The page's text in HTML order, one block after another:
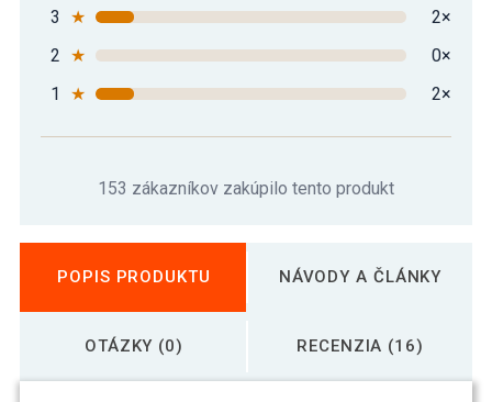
3
★
2×
2 ★
0×
1
★ 2×
153 zákazníkov zakúpilo tento produkt
POPIS PRODUKTU NÁVODY A ČLÁNKY
OTÁZKY (0) RECENZIA (16)